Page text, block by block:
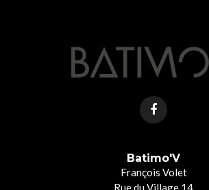
Batimo'V
François Volet
Rue du Village 14